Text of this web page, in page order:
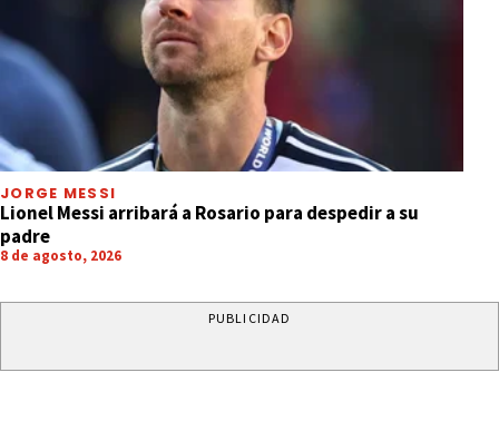
JORGE MESSI
Lionel Messi arribará a Rosario para despedir a su
padre
8 de agosto, 2026
PUBLICIDAD